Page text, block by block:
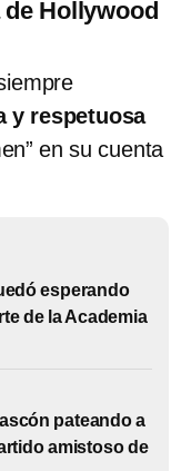
de Hollywood
y respetuosa
en su cuenta
esperando
de la Academia
pateando a
amistoso de